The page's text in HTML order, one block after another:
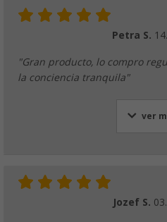
Petra S.
"Gran producto, lo compro
la conciencia tranquila"
ver
Jozef S.